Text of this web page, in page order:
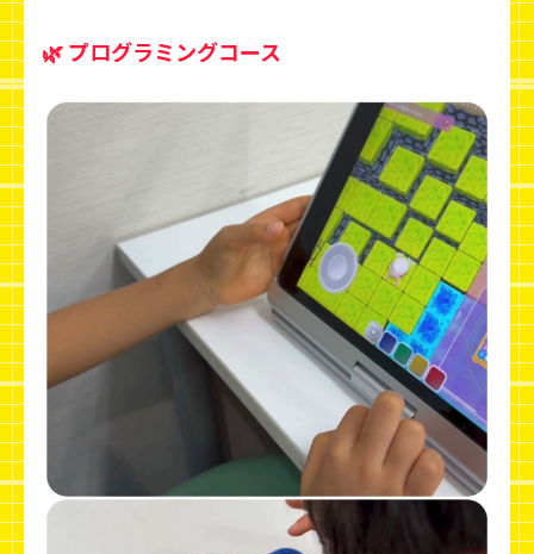
🌿 プログラミングコース